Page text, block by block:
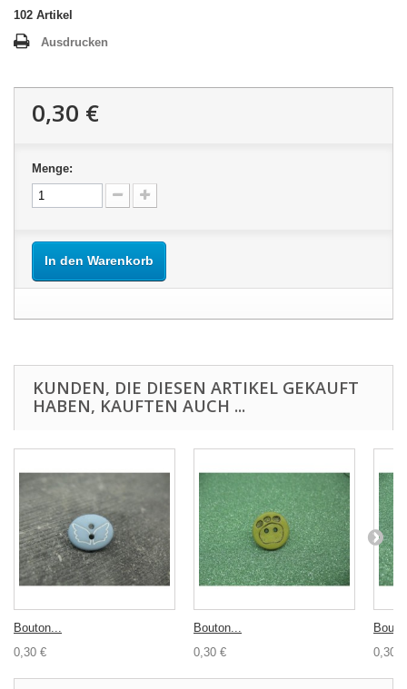
102 Artikel
Ausdrucken
0,30 €
Menge:
In den Warenkorb
KUNDEN, DIE DIESEN ARTIKEL GEKAUFT
HABEN, KAUFTEN AUCH ...
Bouton...
0,30 €
Bouton...
0,30 €
0,30 €